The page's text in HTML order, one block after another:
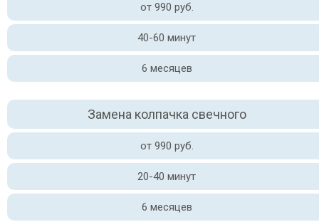
от 990 руб.
40-60 минут
6 месяцев
Замена колпачка свечного
от 990 руб.
20-40 минут
6 месяцев